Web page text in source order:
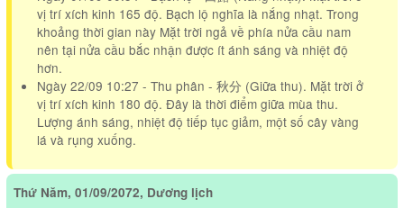
vị trí xích kinh 165 độ. Bạch lộ nghĩa là nắng nhạt. Trong
khoảng thời gian này Mặt trời ngả về phía nửa cầu nam
nên tại nửa cầu bắc nhận được ít ánh sáng và nhiệt độ
hơn.
Ngày 22/09 10:27 - Thu phân - 秋分 (Giữa thu). Mặt trời ở
vị trí xích kinh 180 độ. Đây là thời điểm giữa mùa thu.
Lượng ánh sáng, nhiệt độ tiếp tục giảm, một số cây vàng
lá và rụng xuống.
Thứ Năm, 01/09/2072, Dương lịch